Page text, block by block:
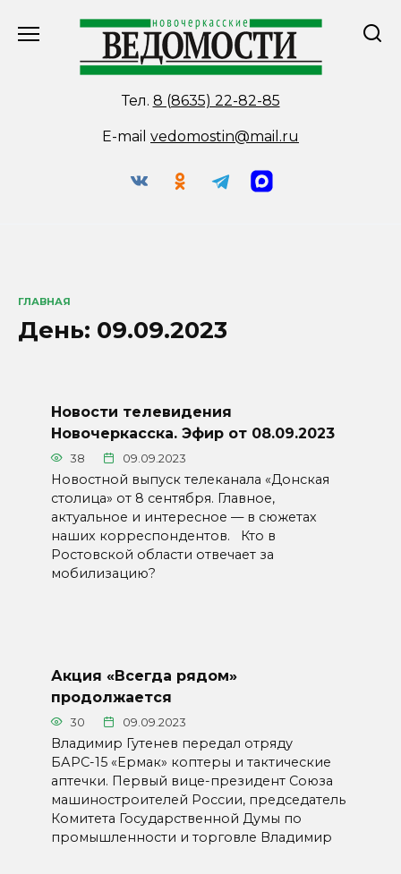
Тел. 8 (8635) 22-82-85
E-mail vedomostin@mail.ru
ГЛАВНАЯ
День: 09.09.2023
Новости телевидения
Новочеркасска. Эфир от 08.09.2023
38 09.09.2023
Новостной выпуск телеканала «Донская
столица» от 8 сентября. Главное,
актуальное и интересное — в сюжетах
наших корреспондентов. Кто в
Ростовской области отвечает за
мобилизацию?
Акция «Всегда рядом»
продолжается
30 09.09.2023
Владимир Гутенев передал отряду
БАРС-15 «Ермак» коптеры и тактические
аптечки. Первый вице-президент Союза
машиностроителей России, председатель
Комитета Государственной Думы по
промышленности и торговле Владимир